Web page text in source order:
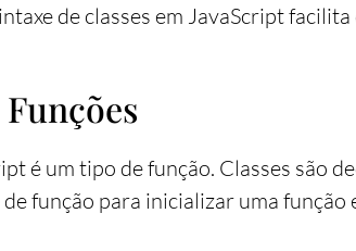
de classes em JavaScript
Funções
é um tipo de função. Classes são
função para inicializar uma